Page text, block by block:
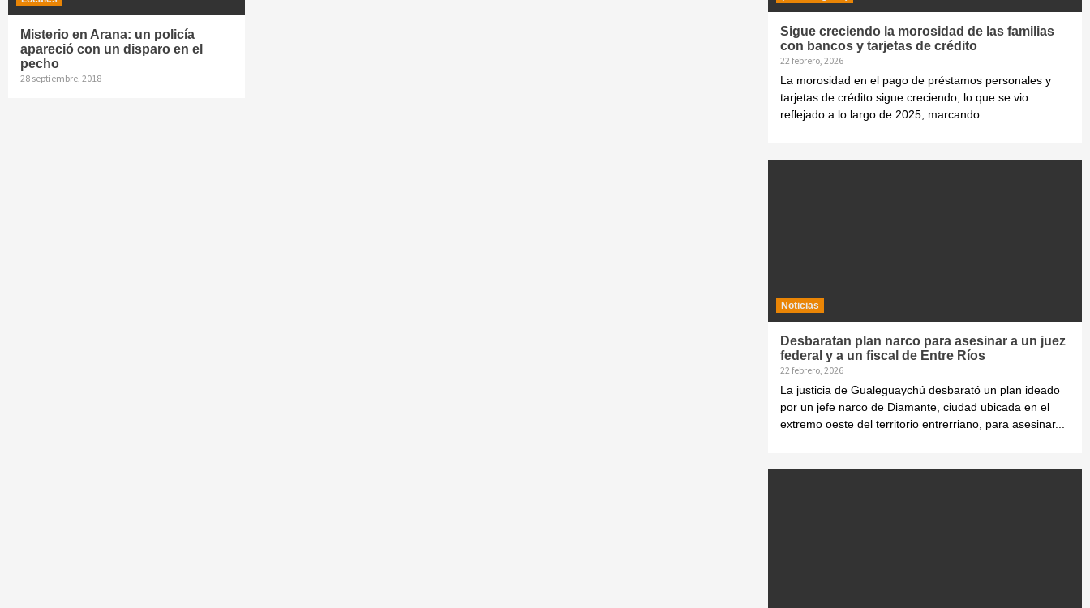
Misterio en Arana: un policía
apareció con un disparo en el
pecho
28 septiembre, 2018
Sigue creciendo la morosidad de las familias
con bancos y tarjetas de crédito
22 febrero, 2026
La morosidad en el pago de préstamos personales y
tarjetas de crédito sigue creciendo, lo que se vio
reflejado a lo largo de 2025, marcando...
Noticias
Desbaratan plan narco para asesinar a un juez
federal y a un fiscal de Entre Ríos
22 febrero, 2026
La justicia de Gualeguaychú desbarató un plan ideado
por un jefe narco de Diamante, ciudad ubicada en el
extremo oeste del territorio entrerriano, para asesinar...